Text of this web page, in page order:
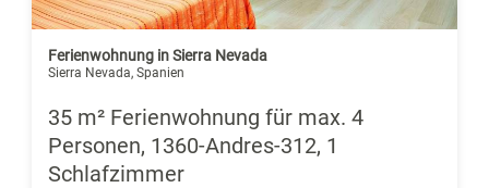
Ferienwohnung in Sierra Nevada
Sierra Nevada, Spanien
35 m² Ferienwohnung für max. 4
Personen, 1360-Andres-312, 1
Schlafzimmer